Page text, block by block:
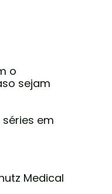
o
sejam
em
Medical